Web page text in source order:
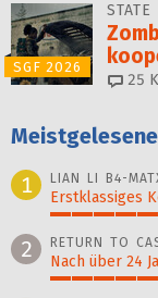
SGF 2026
25
1
LIAN LI B4-
Erstklassiges
2 RETURN TO
Nach über 24